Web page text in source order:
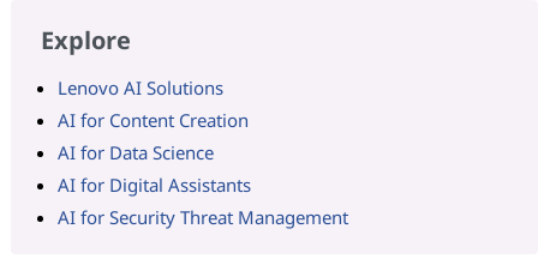
Explore
Lenovo AI Solutions
AI for Content Creation
AI for Data Science
AI for Digital Assistants
AI for Security Threat Management